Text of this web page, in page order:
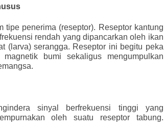
tipe penerima (reseptor). Reseptor kantung
rendah yang dipancarkan oleh ikan
(larva) serangga. Reseptor ini begitu peka
bumi sekaligus mengumpulkan
sinyal berfrekuensi tinggi yang
oleh suatu reseptor tabung.